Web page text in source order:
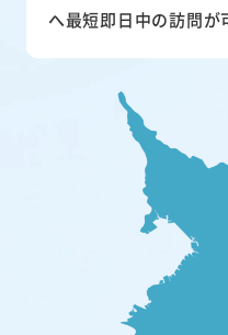
へ最短即日中の訪問が